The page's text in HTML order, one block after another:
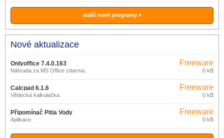
další nové programy »
Nové aktualizace
Onlyoffice 7.4.0.163
Náhrada za MS Office zdarma.
Freeware
0 kB
Calcpad 6.1.6
Vědecká kalkulačka.
Freeware
0 kB
Připomínač Pitia Vody
Aplikace.
Freeware
0 kB